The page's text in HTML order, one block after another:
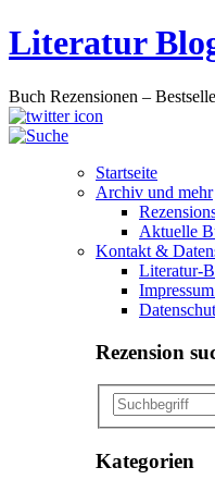
Literatur
Buch Rezensionen –
Startseite
Archiv und mehr
Aktuelle
Kontakt &
Literatur-
Rezension
Kategorien